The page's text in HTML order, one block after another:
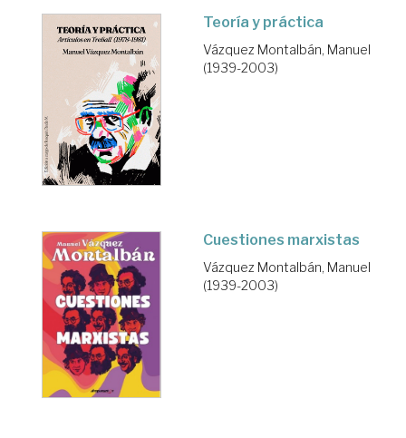
Teoría y práctica
Vázquez Montalbán, Manuel
(1939-2003)
Cuestiones marxistas
Vázquez Montalbán, Manuel
(1939-2003)